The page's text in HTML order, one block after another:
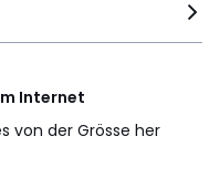
Internet
von der Grösse her